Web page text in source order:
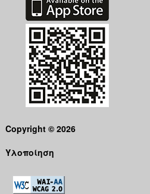
Copyright © 2026
Υλοποίηση